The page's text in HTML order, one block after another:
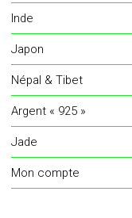
Inde
Japon
Népal & Tibet
Argent « 925 »
Jade
Mon compte